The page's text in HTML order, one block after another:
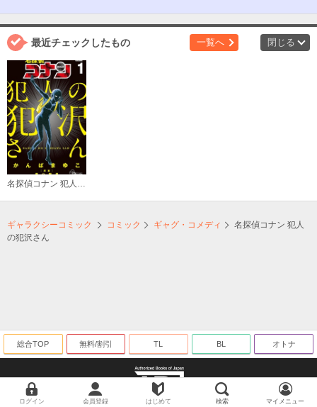
最近チェックしたもの 一覧へ 閉じる
名探偵コナン 犯人の犯沢さん
ギャラクシーコミック コミック ギャグ・コメディ
名探偵コナン 犯人
の犯沢さん
総合TOP 無料/割引 TL BL オトナ
ログイン 会員登録 はじめて 検索 マイメニュー